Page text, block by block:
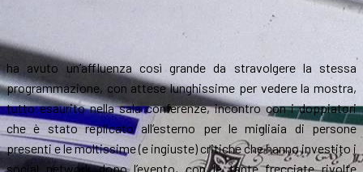
ha avuto un’affluenza così grande da stravolgere la stessa
programmazione, con attese lunghissime per vedere la mostra,
tutto esaurito nella sala conferenze, incontro con i doppiatori
che è stato replicato all’esterno per le migliaia di persone
presenti e le moltissime (e ingiuste) critiche che hanno investito i
social network dopo l’evento, con le tante frecciate rivolte